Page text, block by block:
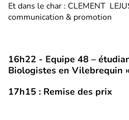
Et dans le char : CLEMENT
communication & promotion
16h22 - Equipe 48 –
Biologistes en Vilebrequin »
17h15 : Remise des prix